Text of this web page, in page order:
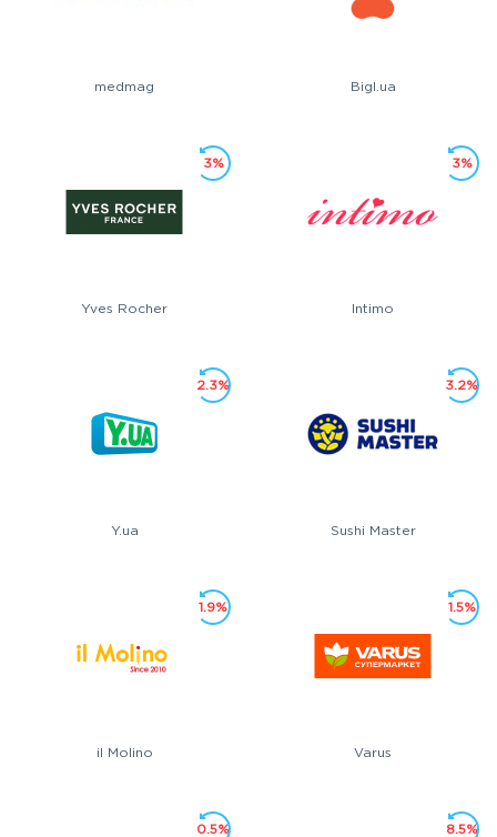
medmag Bigl.ua
Yves Rocher
3%
Intimo
3%
Y.ua
2.3%
Sushi Master
3.2%
il Molino
1.9%
Varus
1.5%
0.5% 8.5%